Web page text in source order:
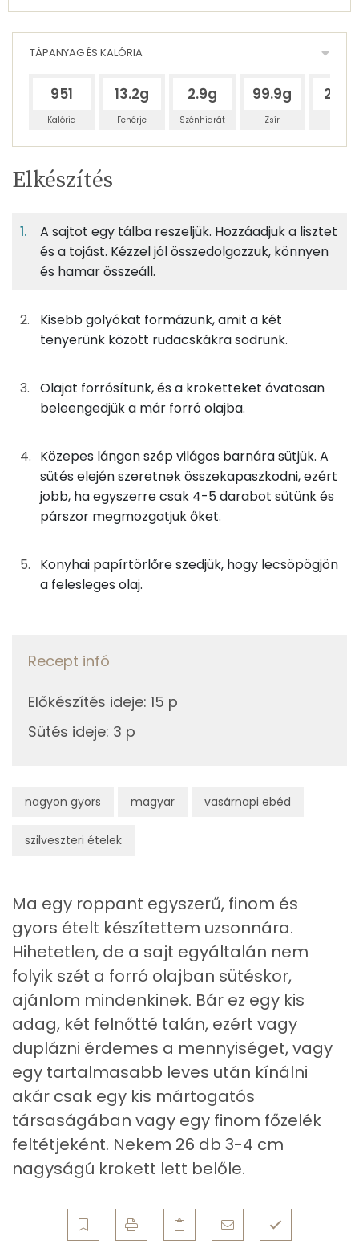
nagyon gyors magyar vasárnapi ebéd
szilveszteri ételek
TÁPANYAG ÉS KALÓRIA
951
Kalória
13.2g
Fehérje
2.9g
Szénhidrát
99.9g
Zsír
Egy
adagban
9%
Fehérje
2%
Szénhidrát
69%
Zsír
9gtojás
12 kcal
85gnapraforgó olaj
Összesen 951 kcal
TÁPANYAGTARTALOM
Egy
adagban
6
adagban
100
grammban
TOP ásványi anyagok
Nátrium
Magnézium
Szelén
E vitamin:
A vitamin (RAE):
Riboflavin - B2 vitamin:
Összesen 13.2 g
Összesen
99.9 g
Telített zsírsav
20 g
Egyszeresen telítetlen zsírsav:
44 g
Többszörösen telítetlen zsírsav
31 g
Koleszterin
92 mg
Ásványi anyagok
Összesen
834.5 g
Cink
Szelén
11 mg
Kálcium
330 mg
Elkészítés
A sajtot egy tálba reszeljük. Hozzáadjuk a lisztet
és a tojást. Kézzel jól összedolgozzuk, könnyen
és hamar összeáll.
Kisebb golyókat formázunk, amit a két
tenyerünk között rudacskákra sodrunk.
Olajat forrósítunk, és a kroketteket óvatosan
beleengedjük a már forró olajba.
Közepes lángon szép világos barnára sütjük. A
sütés elején szeretnek összekapaszkodni, ezért
jobb, ha egyszerre csak 4-5 darabot sütünk és
párszor megmozgatjuk őket.
Konyhai papírtörlőre szedjük, hogy lecsöpögjön
a felesleges olaj.
Recept infó
Előkészítés ideje: 15 p
Sütés ideje: 3 p
Ma egy roppant egyszerű, finom és
gyors ételt készítettem uzsonnára.
Hihetetlen, de a sajt egyáltalán nem
folyik szét a forró olajban sütéskor,
ajánlom mindenkinek. Bár ez egy kis
adag, két felnőtté talán, ezért vagy
duplázni érdemes a mennyiséget, vagy
egy tartalmasabb leves után kínálni
akár csak egy kis mártogatós
társaságában vagy egy finom főzelék
feltétjeként. Nekem 26 db 3-4 cm
nagyságú krokett lett belőle.